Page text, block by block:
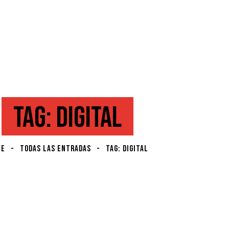
TAG: DIGITAL
TODAS LAS ENTRADAS TAG: DIGITAL